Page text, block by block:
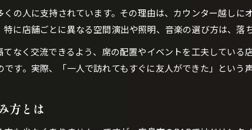
初来店でも寛げるBARの雰囲気とは何か
BAR選びなら雰囲気と居心地を重視して
BARの雰囲気がもたらす心地よい時間
居心地重視のBAR選びで後悔しない方法
の人に支持されています。その理由は、カウンター越し
に店舗ごとに異なる空間演出や照明、音楽の選び方は、落
なく交流できるよう、席の配置やイベントを工夫してい
す。実際、「一人で訪れてもすぐに友人ができた」という
方とは